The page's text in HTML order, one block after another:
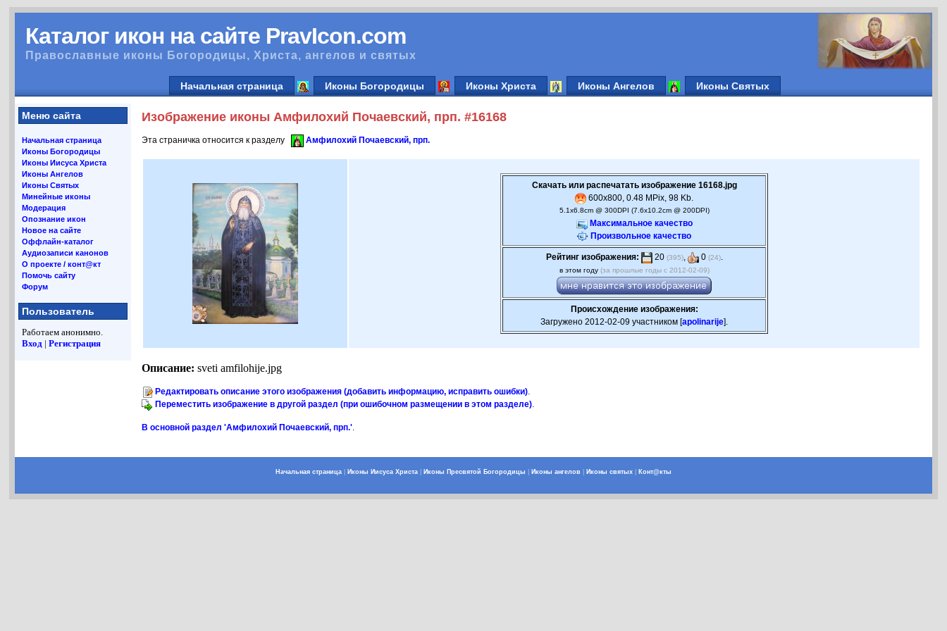
Каталог икон на сайте PravIcon.com
Православные иконы Богородицы, Христа, ангелов и святых
Начальная страница Иконы Богородицы Иконы Христа Иконы Ангелов Иконы Святых
Меню сайта
Начальная страница
Иконы Богородицы
Иконы Иисуса Христа
Иконы Ангелов
Иконы Святых
Минейные иконы
Модерация
Опознание икон
Новое на сайте
Оффлайн-каталог
Аудиозаписи канонов
О проекте / конт@кт
Помочь сайту
Форум
Пользователь
Работаем анонимно.
Вход |Регистрация
Изображение иконы Амфилохий Почаевский, прп. #16168
Эта страничка относится к разделу Амфилохий Почаевский, прп.
Скачать или распечатать изображение 16168.jpg
600x800, 0.48 MPix, 98 Kb.
5.1x6.8cm @ 300DPI (7.6x10.2cm @ 200DPI)
Максимальное качество
Произвольное качество
Рейтинг изображения: 20 (395), 0 (24).
в этом году (за прошлые годы с 2012-02-09)
Происхождение изображения:
Загружено 2012-02-09 участником [apolinarije].
Описание: sveti amfilohije.jpg
Редактировать описание этого изображения (добавить информацию, исправить ошибки).
Переместить изображение в другой раздел (при ошибочном размещении в этом разделе).
В основной раздел 'Амфилохий Почаевский, прп.'.
Начальная страница Иконы Иисуса Христа Иконы Пресвятой Богородицы Иконы ангелов Иконы святых Конт@кты